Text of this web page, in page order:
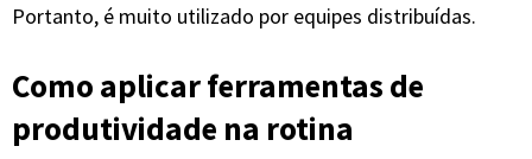
Portanto, é muito utilizado por equipes distribuídas.
Como aplicar ferramentas de
produtividade na rotina